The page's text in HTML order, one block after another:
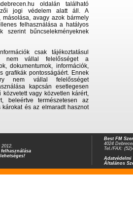
oldalán található
jogi védelem alatt áll. A
avagy azok bármely
felhasználása a hatályos
szerint bűncselekményeknek
csak tájékoztatásul
nem vállal felelősséget a
dokumentumok, információk,
grafikák pontosságáért. Ennek
nem vállal felelősséget
kapcsán esetlegesen
vagy közvetlen kárért,
beleértve természetesen az
károkat és az elmaradt hasznot
Best FM
4024
Tel./FAX:
Adatvédelmi
Általános